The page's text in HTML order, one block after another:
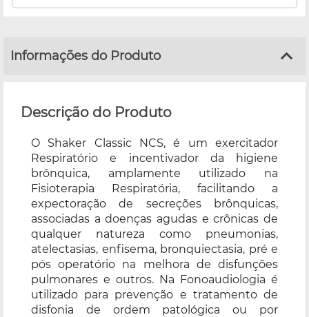
Informações do Produto
Descrição do Produto
O Shaker Classic NCS, é um exercitador
Respiratório e incentivador da higiene
brônquica, amplamente utilizado na
Fisioterapia Respiratória, facilitando a
expectoração de secreções brônquicas,
associadas a doenças agudas e crônicas de
qualquer natureza como pneumonias,
atelectasias, enfisema, bronquiectasia, pré e
pós operatório na melhora de disfunções
pulmonares e outros. Na Fonoaudiologia é
utilizado para prevenção e tratamento de
disfonia de ordem patológica ou por